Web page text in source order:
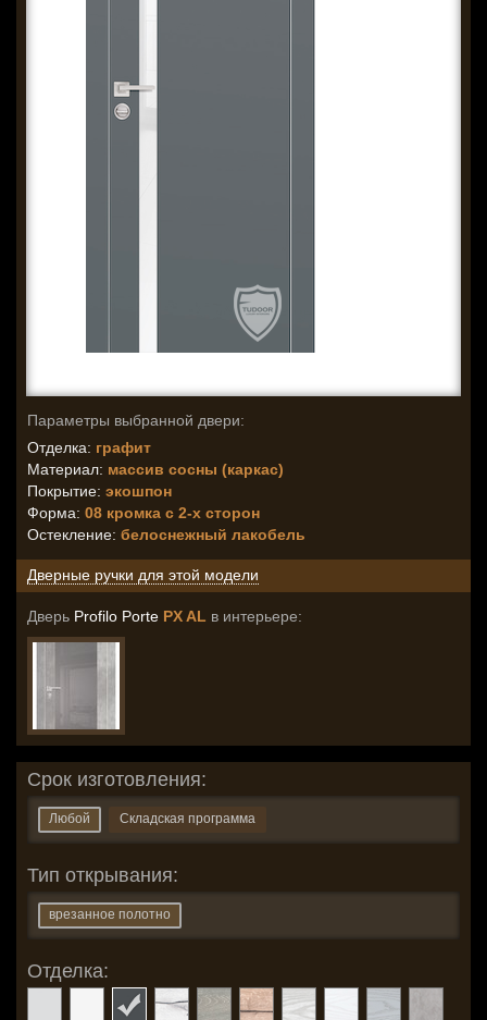
Параметры выбранной двери:
Отделка: графит
Материал: массив сосны (каркас)
Покрытие: экошпон
Форма: 08 кромка с 2-х сторон
Остекление: белоснежный лакобель
Дверные ручки для этой модели
Дверь Profilo Porte PX AL в интерьере:
Срок изготовления:
Любой Складская программа
Тип открывания:
врезанное полотно
Отделка: